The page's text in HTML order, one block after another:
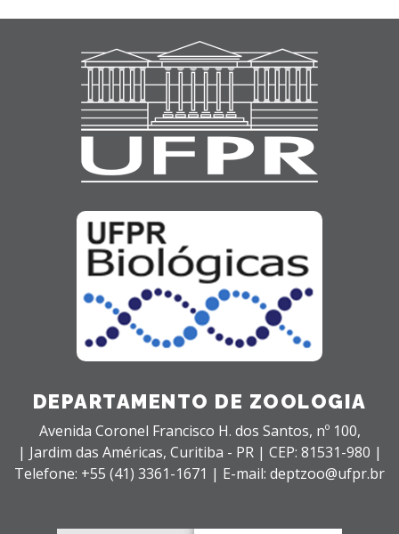
DEPARTAMENTO DE ZOOLOGIA
Avenida Coronel Francisco H. dos Santos, nº 100,
| Jardim das Américas, Curitiba - PR | CEP: 81531-980 |
Telefone: +55 (41) 3361-1671 | E-mail: deptzoo@ufpr.br